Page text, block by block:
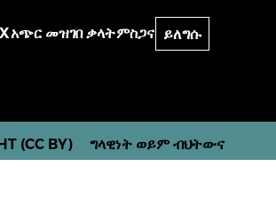
አጭር መዝገበ ቃላትምስጋና ይለግሱ
(CC BY) ግላዊነት ወይም ብህትውና